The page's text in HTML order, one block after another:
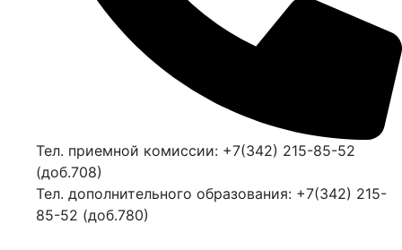
Тел. приемной комиссии: +7(342) 215-85-52
(доб.708)
Тел. дополнительного образования: +7(342) 215-
85-52 (доб.780)